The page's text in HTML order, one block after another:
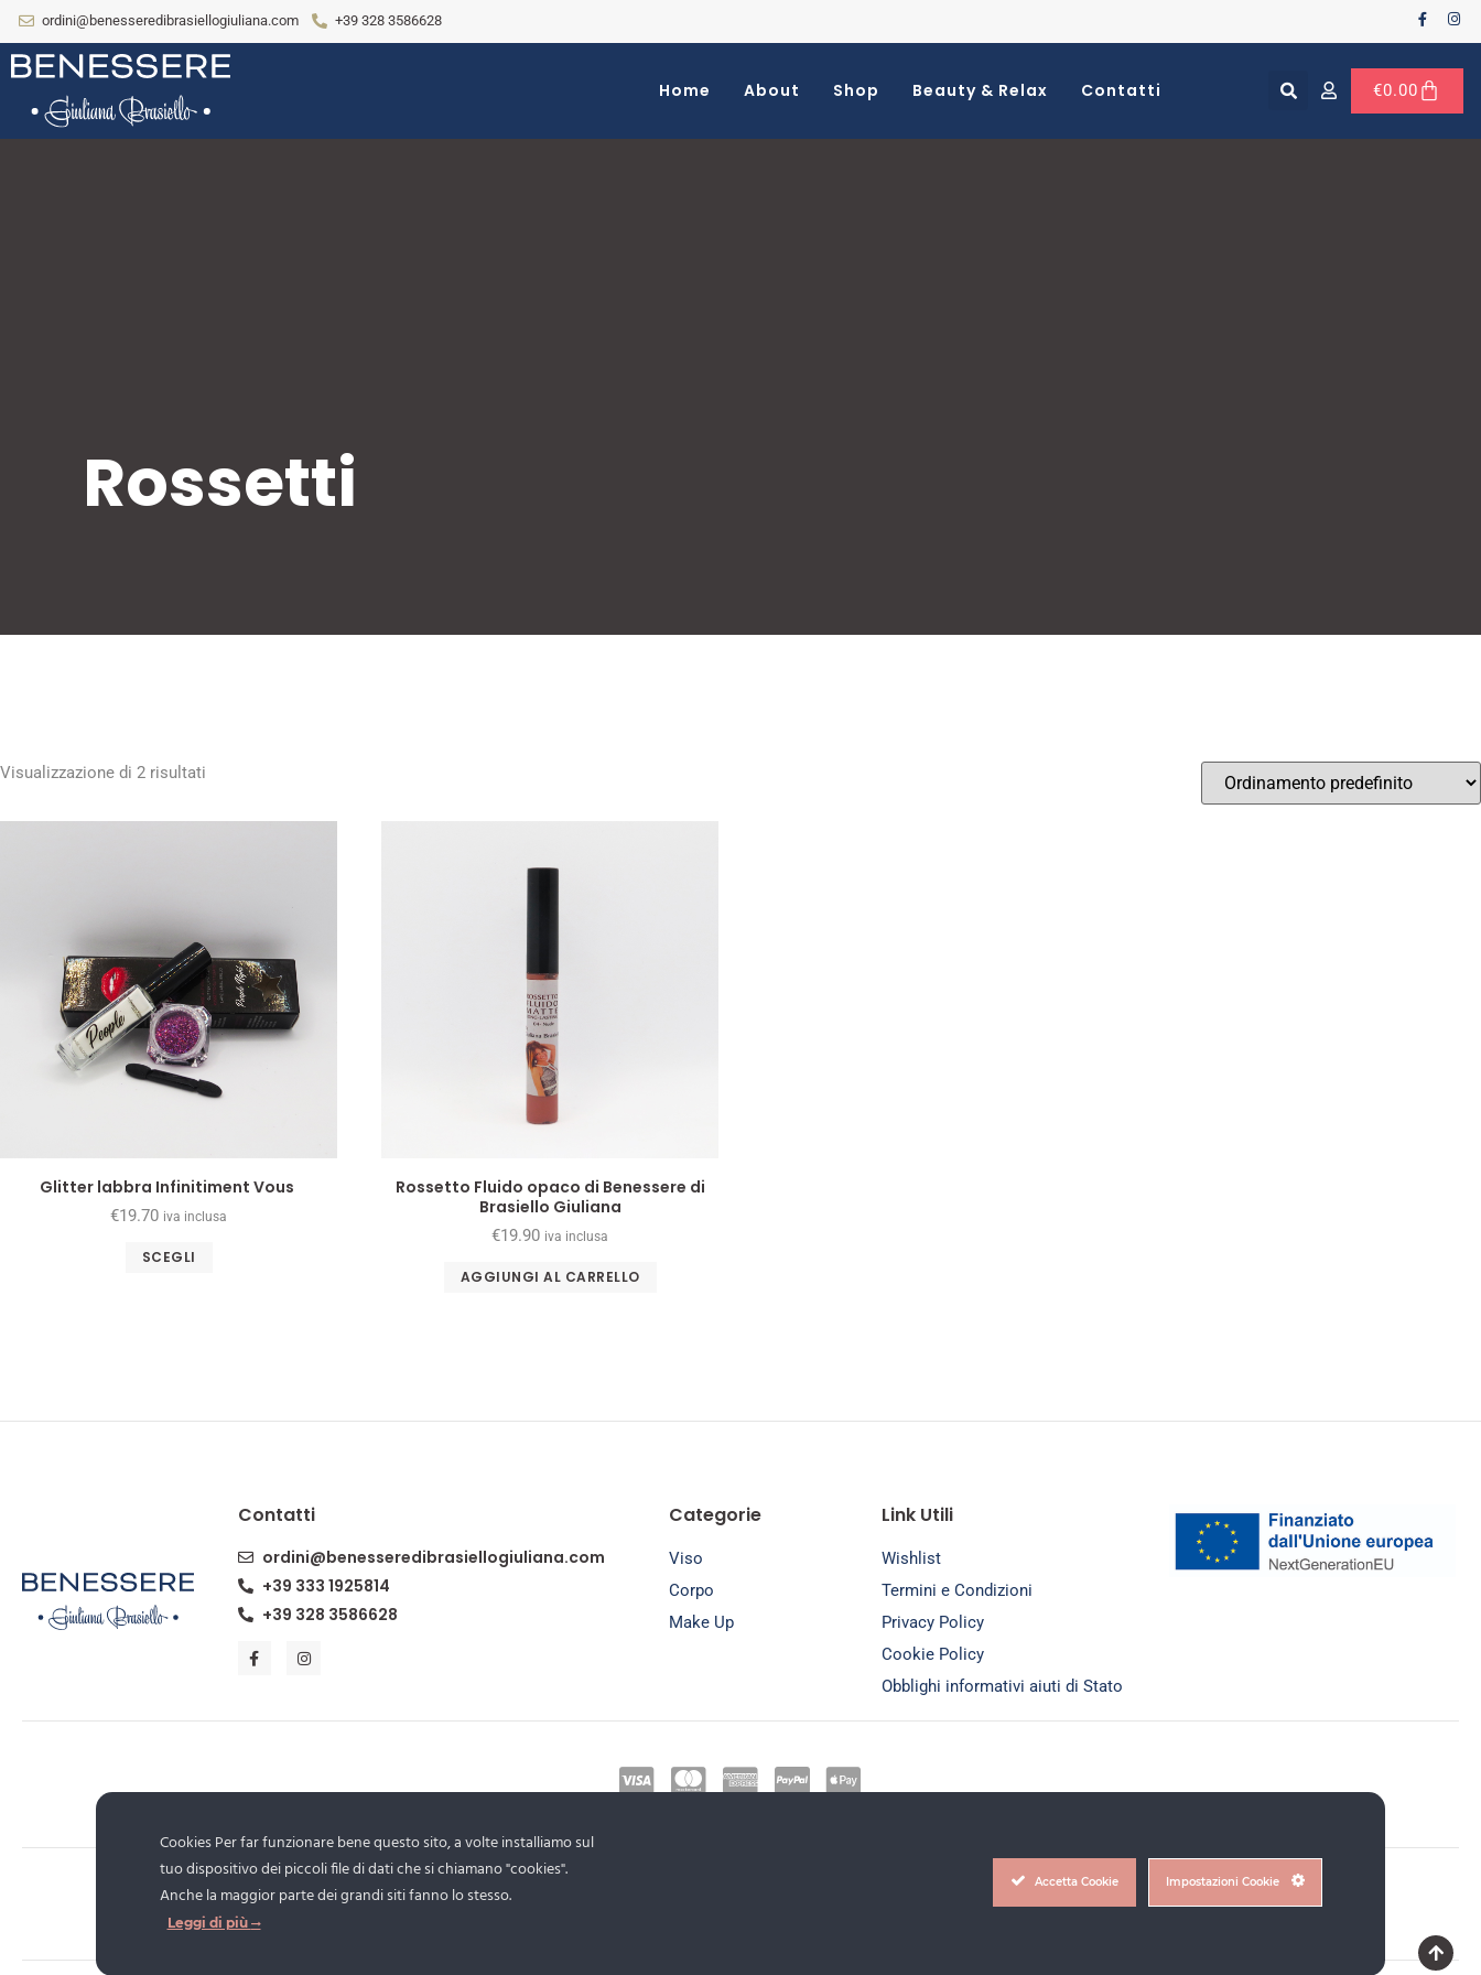
ordini@benesseredibrasiellogiuliana.com +39 328 3586628
Home About Shop Beauty & Relax Contatti €0.00
Rossetti
Visualizzazione di 2 risultati
Glitter labbra Infinitiment Vous
€19.70 iva inclusa
SCEGLI
Rossetto Fluido opaco di Benessere di
Brasiello Giuliana
€19.90 iva inclusa
AGGIUNGI AL CARRELLO
Contatti
ordini@benesseredibrasiellogiuliana.com
+39 333 1925814
+39 328 3586628
Categorie
Viso
Corpo
Make Up
Link Utili
Wishlist
Termini e Condizioni
Privacy Policy
Cookie Policy
Obblighi informativi aiuti di Stato
Copyright © 2026 Brasiello Giuliana. All Rights Reserved – P.Iva 04368330272
Cookies Per far funzionare bene questo sito, a volte installiamo sul
tuo dispositivo dei piccoli file di dati che si chiamano "cookies".
Anche la maggior parte dei grandi siti fanno lo stesso.
Leggi di più
Accetta Cookie Impostazioni Cookie